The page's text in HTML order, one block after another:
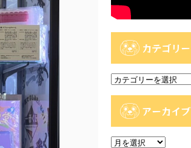
カテゴリー
カ
アーカイブ
ア